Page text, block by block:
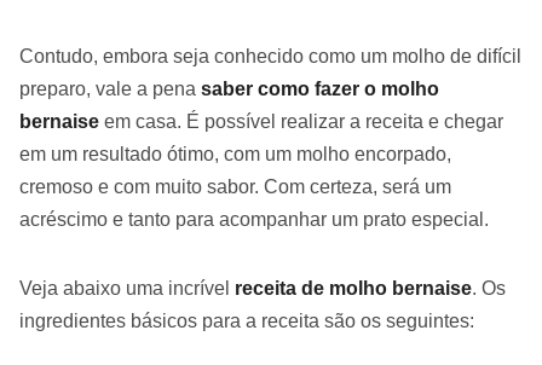
Contudo, embora seja conhecido como um molho de difícil
preparo, vale a pena saber como fazer o molho
bernaise em casa. É possível realizar a receita e chegar
em um resultado ótimo, com um molho encorpado,
cremoso e com muito sabor. Com certeza, será um
acréscimo e tanto para acompanhar um prato especial.
Veja abaixo uma incrível receita de molho bernaise. Os
ingredientes básicos para a receita são os seguintes: